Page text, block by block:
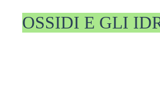
OSSIDI E GLI